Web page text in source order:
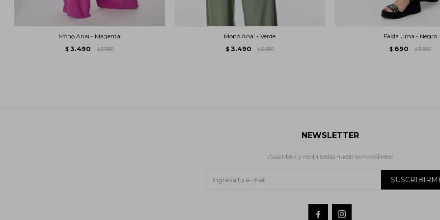
Mono Anai - Magenta
$ 3.490 $ 6.990
Mono Anai - Verde
$ 3.490 $ 6.990
Falda Uma - Negro
$ 690 $ 3.990
NEWSLETTER
¡Suscribite y recibí todas nuestras novedades!
 